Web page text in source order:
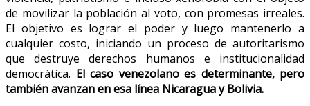
de movilizar la población al voto, con promesas irreales.
El objetivo es lograr el poder y luego mantenerlo a
cualquier costo, iniciando un proceso de autoritarismo
que destruye derechos humanos e institucionalidad
democrática. El caso venezolano es determinante, pero
también avanzan en esa línea Nicaragua y Bolivia.